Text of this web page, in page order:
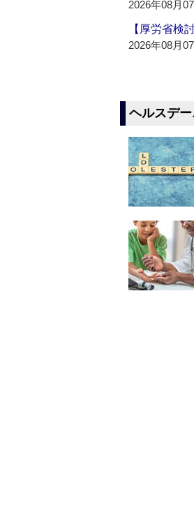
2026年08月
【厚労省検
2026年08月
ヘルスデー